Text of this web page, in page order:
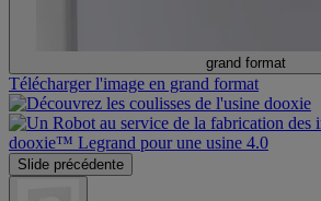
grand format
Télécharger l'image en grand format
Slide précédente